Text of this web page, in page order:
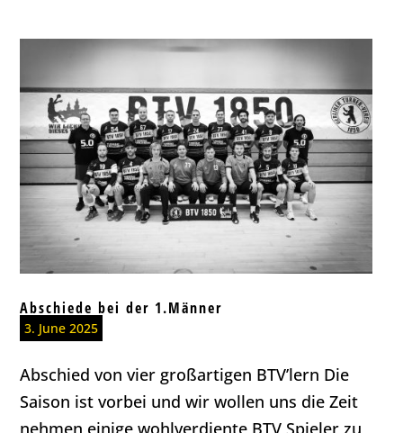
Abschiede bei der 1.Männer
3. June 2025
Abschied von vier großartigen BTV’lern Die
Saison ist vorbei und wir wollen uns die Zeit
nehmen einige wohlverdiente BTV Spieler zu